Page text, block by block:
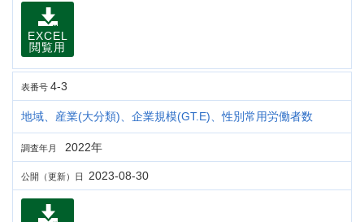
EXCEL
閲覧用
表番号 4-3
地域、産業(大分類)、企業規模(GT.E)、性別常用労働者数
調査年月 2022年
公開（更新）日 2023-08-30